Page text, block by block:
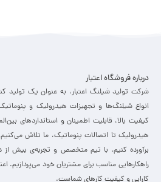
درباره فروشگاه اعتبار
شرکت تولید شیلنگ اعتبار، به عنوان یک تولید
انواع شیلنگ‌ها و تجهیزات هیدرولیک و
کیفیت بالا، قابلیت اطمینان و استانداردهای
هیدرولیک تا اتصالات پنوماتیک، ما تلاش
برآورده کنیم. با تیم متخصص و تجربه‌ی بیش از
راهکارهایی مناسب برای مشتریان خود می‌پردازیم.
کارایی و کیفیت کارهای شماست.